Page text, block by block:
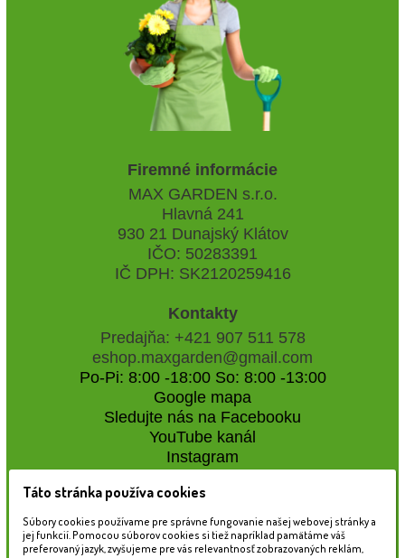
Firemné informácie
MAX GARDEN s.r.o.
Hlavná 241
930 21 Dunajský Klátov
IČO: 50283391
IČ DPH: SK2120259416
Kontakty
Predajňa: +421 907 511 578
eshop.maxgarden@gmail.com
Po-Pi: 8:00 -18:00 So: 8:00 -13:00
Google mapa
Sledujte nás na Facebooku
YouTube kanál
Instagram
Naše záhradné centrum
Táto stránka používa cookies
Súbory cookies používame pre správne fungovanie našej webovej stránky a
jej funkcií. Pomocou súborov cookies si tiež napríklad pamätáme váš
preferovaný jazyk, zvyšujeme pre vás relevantnosť zobrazovaných reklám,